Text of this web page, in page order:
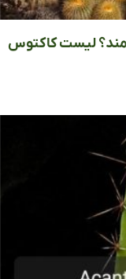
لیست کاکتوس